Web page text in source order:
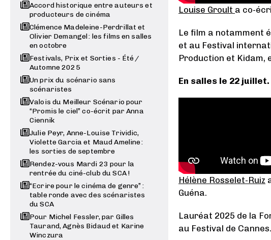
Accord historique entre auteurs et
producteurs de cinéma
Clémence Madeleine-Perdrillat et
Olivier Demangel : les films en salles
en octobre
Festivals, Prix et Sorties - Été /
Automne 2025
Un prix du scénario sans
scénaristes
Valois du Meilleur Scénario pour
“Promis le ciel” co-écrit par Anna
Ciennik
Julie Peyr, Anne-Louise Trividic,
Violette Garcia et Maud Ameline :
les sorties de septembre
Rendez-vous Mardi 23 pour la
rentrée du ciné-club du SCA !
“Ecrire pour le cinéma de genre” :
table ronde avec des scénaristes
du SCA
Pour Michel Fessler, par Gilles
Taurand, Agnès Bidaud et Karine
Winczura
Louise Groult a co-
Le film a notamment
et au Festival
Production et Kidam,
En salles le 22 juillet.
Hélène Rosselet-Ruiz
Guéna.
Lauréat 2025 de la
au Festival de